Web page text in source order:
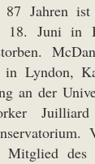
Jahren
18. Juni in
Lyndon,
an der
des